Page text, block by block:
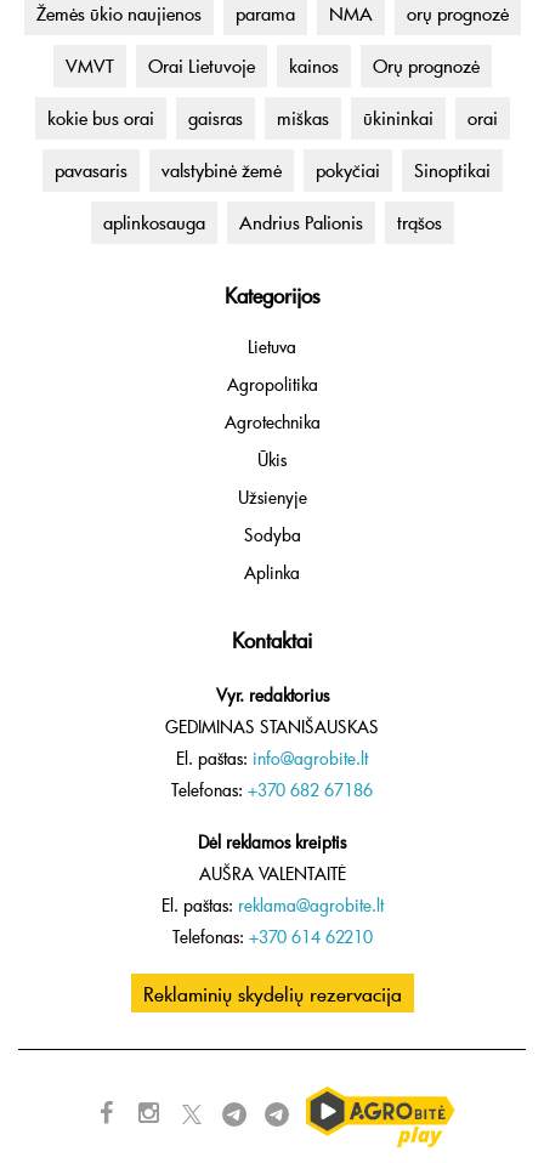
Žemės ūkio naujienos parama NMA orų prognozė
VMVT Orai Lietuvoje kainos Orų prognozė
kokie bus orai gaisras miškas ūkininkai orai
pavasaris valstybinė žemė pokyčiai Sinoptikai
aplinkosauga Andrius Palionis trąšos
Kategorijos
Lietuva
Agropolitika
Agrotechnika
Ūkis
Užsienyje
Sodyba
Aplinka
Kontaktai
Vyr. redaktorius
GEDIMINAS STANIŠAUSKAS
El. paštas: info@agrobite.lt
Telefonas: +370 682 67186
Dėl reklamos kreiptis
AUŠRA VALENTAITĖ
El. paštas: reklama@agrobite.lt
Telefonas: +370 614 62210
Reklaminių skydelių rezervacija